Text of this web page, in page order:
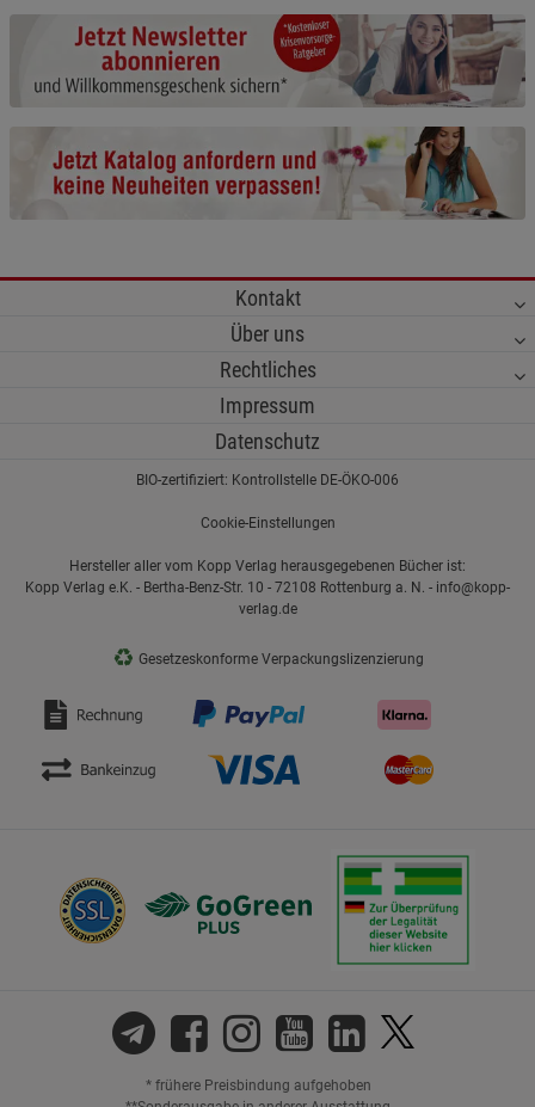
Kontakt
Über uns
Rechtliches
Impressum
Datenschutz
BIO-zertifiziert: Kontrollstelle DE-ÖKO-006
Cookie-Einstellungen
Hersteller aller vom Kopp Verlag herausgegebenen Bücher ist:
Kopp Verlag e.K. - Bertha-Benz-Str. 10 - 72108 Rottenburg a. N. - info@kopp-
verlag.de
♻ Gesetzeskonforme Verpackungslizenzierung
* frühere Preisbindung aufgehoben
Beschreibung Notwendige Cookies
Cookie-Informationenanzeigen
Funktionale Cookies (1) Funktionale
Beschreibung Funktionale Cookies
Statistik Cookies (2) Statistik Cookies
Beschreibung Statistik Cookies
Cookie-Informationen
Marketing Cookies (3)
Datenschutzerklärung Impressum